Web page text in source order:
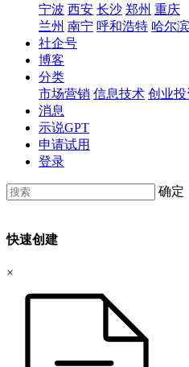
宁波 西安 长沙 郑州 重庆
兰州 南宁 呼和浩特 哈尔滨
社企号
博客
分类
市场营销 信息技术 创业投
消息
示说GPT
申请试用
登录
确定
快速创建
×